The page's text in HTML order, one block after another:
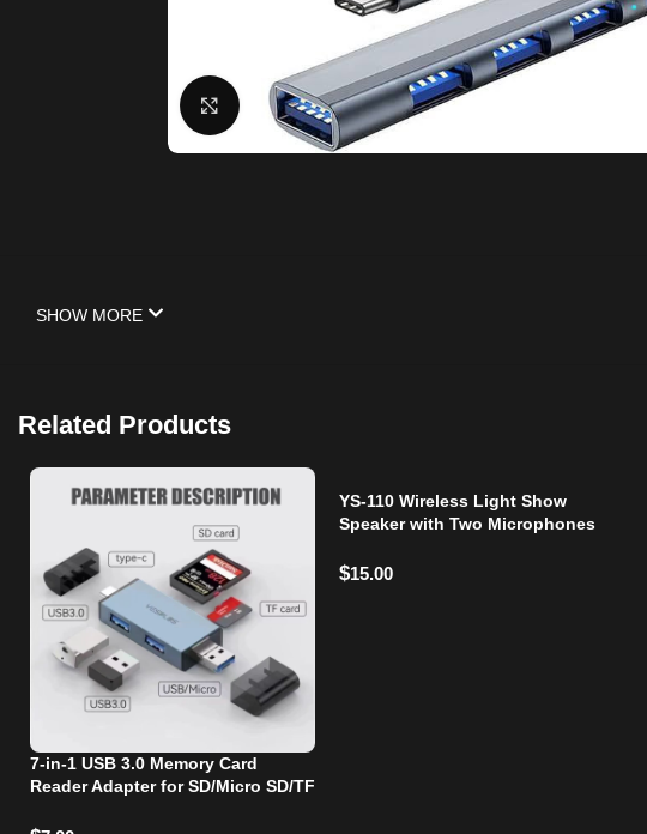
Click to enlarge
SHOW MORE
Related Products
7-in-1 USB 3.0 Memory Card
Reader Adapter for SD/Micro SD/TF
YS-110 Wireless Light Show
Speaker with Two Microphones
$15.00